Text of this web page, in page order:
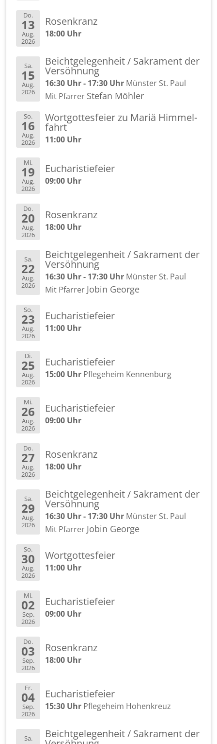
Do.
13
Aug.
2026
Ro­sen­kranz
18:00 Uhr
Sa.
15
Aug.
2026
Beicht­ge­le­gen­heit / Sa­kra­ment der
Ver­söh­nung
16:30 Uhr - 17:30 Uhr Müns­ter St. Paul
Mit Pfar­rer Ste­fan Möh­ler
So.
16
Aug.
2026
Wort­got­tes­fei­er zu Mariä Him­mel­
fahrt
11:00 Uhr
Mi.
19
Aug.
2026
Eu­cha­ris­tie­fei­er
09:00 Uhr
Do.
20
Aug.
2026
Ro­sen­kranz
18:00 Uhr
Sa.
22
Aug.
2026
Beicht­ge­le­gen­heit / Sa­kra­ment der
Ver­söh­nung
16:30 Uhr - 17:30 Uhr Müns­ter St. Paul
Mit Pfar­rer Jobin Ge­or­ge
So.
23
Aug.
2026
Eu­cha­ris­tie­fei­er
11:00 Uhr
Di.
25
Aug.
2026
Eu­cha­ris­tie­fei­er
15:00 Uhr Pfle­ge­heim Ken­nen­burg
Mi.
26
Aug.
2026
Eu­cha­ris­tie­fei­er
09:00 Uhr
Do.
27
Aug.
2026
Ro­sen­kranz
18:00 Uhr
Sa.
29
Aug.
2026
Beicht­ge­le­gen­heit / Sa­kra­ment der
Ver­söh­nung
16:30 Uhr - 17:30 Uhr Müns­ter St. Paul
Mit Pfar­rer Jobin Ge­or­ge
So.
30
Aug.
2026
Wort­got­tes­fei­er
11:00 Uhr
Mi.
02
Sep.
2026
Eu­cha­ris­tie­fei­er
09:00 Uhr
Do.
03
Sep.
2026
Ro­sen­kranz
18:00 Uhr
Fr.
04
Sep.
2026
Eu­cha­ris­tie­fei­er
15:30 Uhr Pfle­ge­heim Ho­hen­kreuz
Sa. Beicht­ge­le­gen­heit / Sa­kra­ment der